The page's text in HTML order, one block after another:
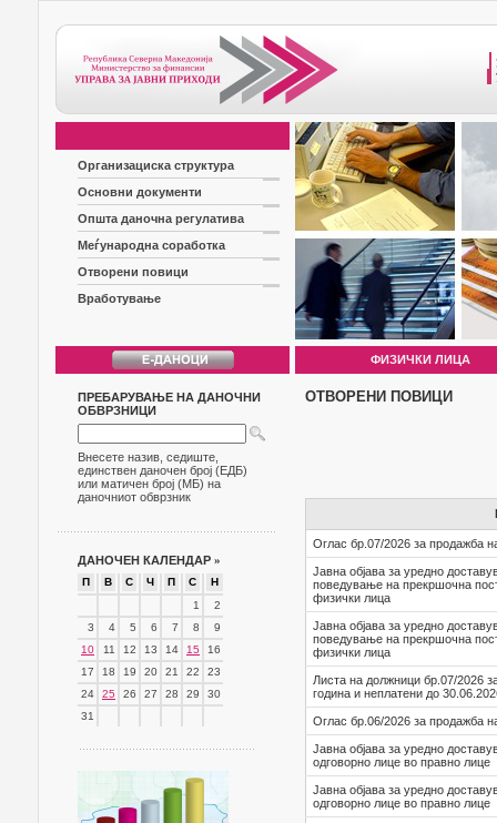
Организациска структура
Основни документи
Општа даночна регулатива
Меѓународна соработка
Отворени повици
Вработување
ФИЗИЧКИ ЛИЦА
ПРЕБАРУВАЊЕ НА ДАНОЧНИ
ОБВРЗНИЦИ
Внесете назив, седиште,
единствен даночен број (ЕДБ)
или матичен број (МБ) на
даночниот обврзник
ДАНОЧЕН КАЛЕНДАР »
П В С Ч П С
Н
1
2
3
4 5 6 7 8
9
10
11 12 13 14 15
16
17
18 19 20 21 22
23
24
25 26 27 28 29
30
31
ОТВОРЕНИ ПОВИЦИ
Оглас бр.07/2026 за продажба
Јавна објава за уредно
поведување на прекршочна
физички лица
Јавна објава за уредно
поведување на прекршочна
физички лица
Листа на должници бр.07/2026
година и неплатени до
Оглас бр.06/2026 за продажба
Јавна објава за уредно
одговорно лице во правно лице
Јавна објава за уредно
одговорно лице во правно лице